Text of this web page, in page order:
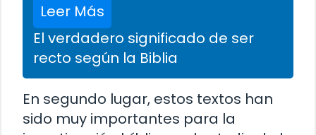
Leer Más
El verdadero significado de ser
recto según la Biblia
En segundo lugar, estos textos han
sido muy importantes para la